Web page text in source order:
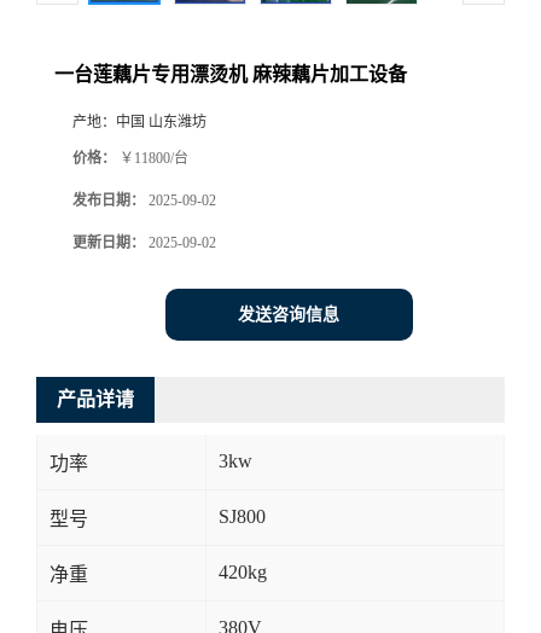
一台莲藕片专用漂烫机 麻辣藕片加工设备
产地： 中国 山东潍坊
价格： ￥11800/台
发布日期： 2025-09-02
更新日期： 2025-09-02
发送咨询信息
产品详请
功率 3kw
型号 SJ800
净重 420kg
380V